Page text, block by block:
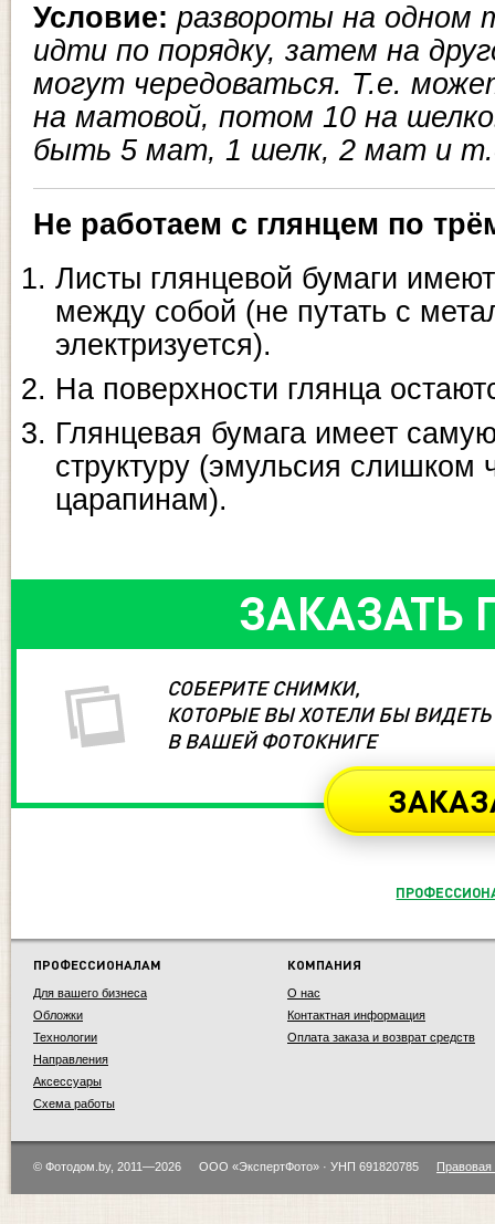
Условие: развороты на одном
идти по порядку, затем на
могут чередоваться. Т.е.
на матовой, потом 10 на
быть 5 мат, 1 шелк, 2 мат и
Не работаем с глянцем по
Листы глянцевой бумаги
между собой (не путать с
электризуется).
На поверхности глянца
Глянцевая бумага имеет
структуру (эмульсия слишком
царапинам).
ЗАКАЗАТЬ
СОБЕРИТЕ СНИМКИ,
КОТОРЫЕ ВЫ ХОТЕЛИ БЫ ВИДЕТЬ
В ВАШЕЙ ФОТОКНИГЕ
ПРОФЕССИОНАЛАМ
Для вашего бизнеса
Обложки
Технологии
Направления
Аксессуары
Схема работы
КОМПАНИЯ
О нас
Контактная информация
Оплата заказа и возврат средств
© Фотодом.by, 2011—2026 ООО «ЭкспертФото» · УНП 691820785